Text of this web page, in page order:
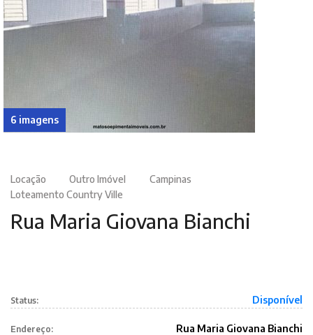
6 imagens
Locação Outro Imóvel
Campinas
Loteamento Country Ville
Rua Maria Giovana Bianchi
Status: Disponível
Endereço: Rua Maria Giovana Bianchi